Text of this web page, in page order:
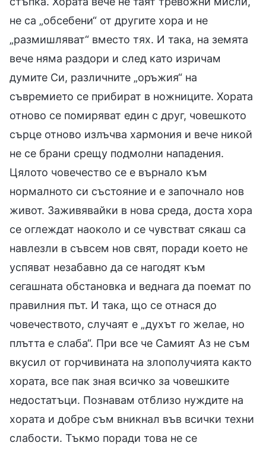
не са „обсебени“ от другите хора и не
„размишляват“ вместо тях. И така, на земята
вече няма раздори и след като изричам
думите Си, различните „оръжия“ на
съвремието се прибират в ножниците. Хората
отново се помиряват един с друг, човешкото
сърце отново излъчва хармония и вече никой
не се брани срещу подмолни нападения.
Цялото човечество се е върнало към
нормалното си състояние и е започнало нов
живот. Заживявайки в нова среда, доста хора
се оглеждат наоколо и се чувстват сякаш са
навлезли в съвсем нов свят, поради което не
успяват незабавно да се нагодят към
сегашната обстановка и веднага да поемат по
правилния път. И така, що се отнася до
човечеството, случаят е „духът го желае, но
плътта е слаба“. При все че Самият Аз не съм
вкусил от горчивината на злополучията както
хората, все пак зная всичко за човешките
недостатъци. Познавам отблизо нуждите на
хората и добре съм вникнал във всички техни
слабости. Тъкмо поради това не се